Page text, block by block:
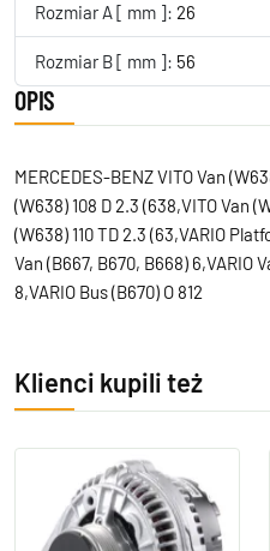
Rozmiar A [ mm ]: 26
Rozmiar B [ mm ]: 56
OPIS
MERCEDES-BENZ VITO Van
(W638) 108 D 2.3 (638,VITO Van
(W638) 110 TD 2.3 (63,VARIO
Van (B667, B670, B668) 6,VARIO
8,VARIO Bus (B670) O 812
Klienci kupili też